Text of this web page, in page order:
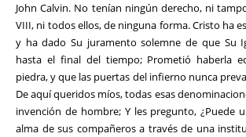
John Calvin. No tenían ningún derecho, ni
VIII, ni todos ellos, de ninguna forma. Cristo ha
y ha dado Su juramento solemne de que Su
hasta el final del tiempo; Prometió haberla
piedra, y que las puertas del infierno nunca
De aquí queridos míos, todas esas
invención de hombre; Y les pregunto, ¿Puede
alma de sus compañeros a través de una